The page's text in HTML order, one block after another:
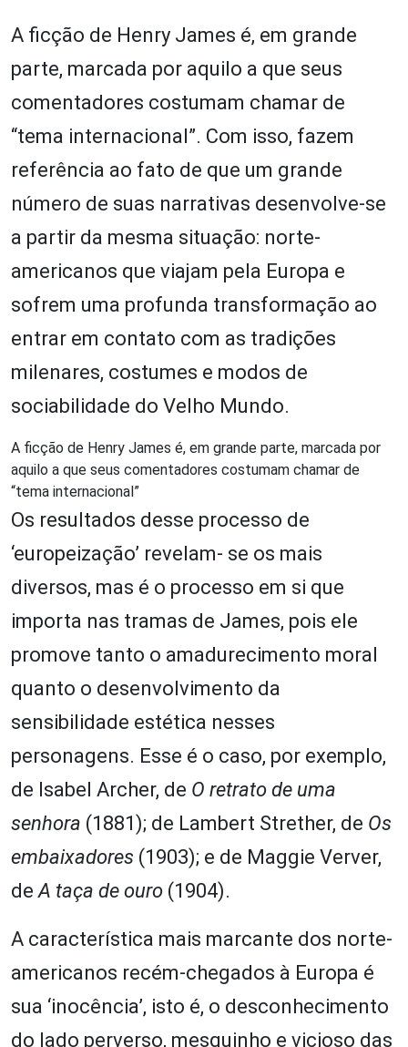
A ficção de Henry James é, em grande
parte, marcada por aquilo a que seus
comentadores costumam chamar de
“tema internacional”. Com isso, fazem
referência ao fato de que um grande
número de suas narrativas desenvolve-se
a partir da mesma situação: norte-
americanos que viajam pela Europa e
sofrem uma profunda transformação ao
entrar em contato com as tradições
milenares, costumes e modos de
sociabilidade do Velho Mundo.
A ficção de Henry James é, em grande parte, marcada por
aquilo a que seus comentadores costumam chamar de
“tema internacional”
Os resultados desse processo de
‘europeização’ revelam- se os mais
diversos, mas é o processo em si que
importa nas tramas de James, pois ele
promove tanto o amadurecimento moral
quanto o desenvolvimento da
sensibilidade estética nesses
personagens. Esse é o caso, por exemplo,
de Isabel Archer, de O retrato de uma
senhora (1881); de Lambert Strether, de Os
embaixadores (1903); e de Maggie Verver,
deA taça de ouro (1904).
A característica mais marcante dos norte-
americanos recém-chegados à Europa é
sua ‘inocência’, isto é, o desconhecimento
do lado perverso, mesquinho e vicioso das